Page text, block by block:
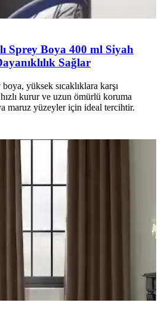
Sprey Boya 400 ml Siyah
Sağlar
yüksek sıcaklıklara karşı
kurur ve uzun ömürlü koruma
maruz yüzeyler için ideal tercihtir.